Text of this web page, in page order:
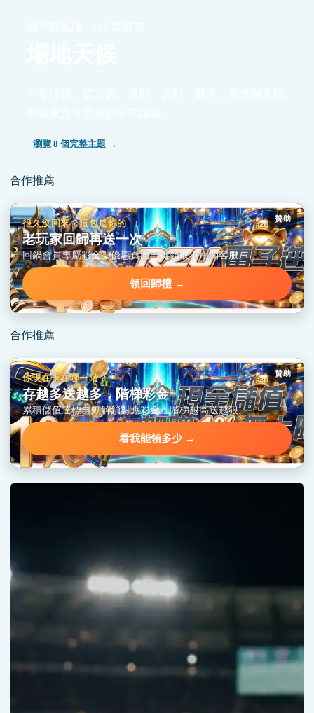
瀏覽 8 個完整主題 →
合作推薦
贊助
很久沒回來？這包是你的
老玩家回歸再送一次
回鍋會員專屬彩金，優惠頁面一鍵領取不用問客服。
領回歸禮 →
合作推薦
贊助
你現在卡在哪一階？
存越多送越多，階梯彩金
累積儲值達標自動解鎖對應彩金，階梯越高送越狠。
看我能領多少 →